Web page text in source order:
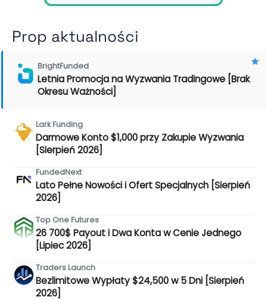
Prop aktualności
BrightFunded
Letnia Promocja na Wyzwania Tradingowe [Brak
Okresu Ważności]
Lark Funding
Darmowe Konto $1,000 przy Zakupie Wyzwania
[Sierpień 2026]
FundedNext
Lato Pełne Nowości i Ofert Specjalnych [Sierpień
2026]
Top One Futures
26 700$ Payout i Dwa Konta w Cenie Jednego
[Lipiec 2026]
Traders Launch
Bezlimitowe Wypłaty $24,500 w 5 Dni [Sierpień
2026]